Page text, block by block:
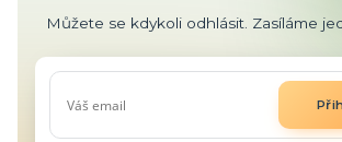
Můžete se kdykoli odhlásit. Zasíláme